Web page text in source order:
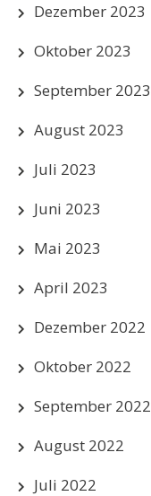
Dezember 2023
Oktober 2023
September 2023
August 2023
Juli 2023
Juni 2023
Mai 2023
April 2023
Dezember 2022
Oktober 2022
September 2022
August 2022
Juli 2022